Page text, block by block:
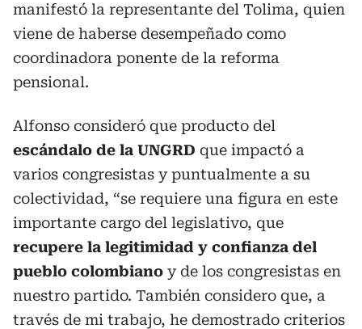
manifestó la representante del Tolima, quien
viene de haberse desempeñado como
coordinadora ponente de la reforma
pensional.
Alfonso consideró que producto del
escándalo de la UNGRD que impactó a
varios congresistas y puntualmente a su
colectividad, “se requiere una figura en este
importante cargo del legislativo, que
recupere la legitimidad y confianza del
pueblo colombiano y de los congresistas en
nuestro partido. También considero que, a
través de mi trabajo, he demostrado criterios